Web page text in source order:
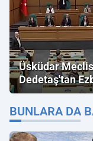
Üsküdar
Dedetaş'tan
"İmamoğlu"
BUNLARA DA